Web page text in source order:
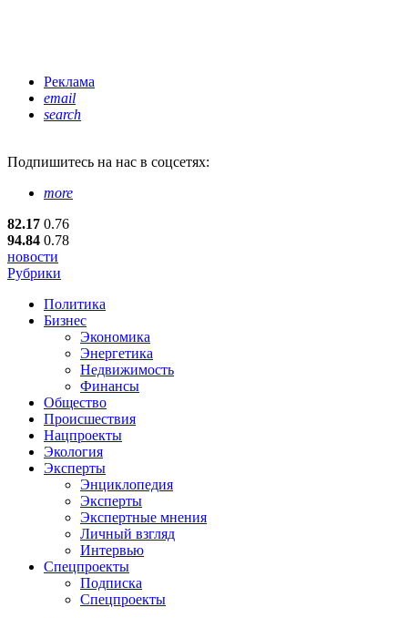
Реклама
email
search
Подпишитесь на нас в соцсетях:
more
82.17 0.76
94.84 0.78
новости
Рубрики
Политика
Бизнес
Экономика
Энергетика
Недвижимость
Финансы
Общество
Происшествия
Нацпроекты
Экология
Эксперты
Энциклопедия
Эксперты
Экспертные мнения
Личный взгляд
Интервью
Спецпроекты
Подписка
Спецпроекты